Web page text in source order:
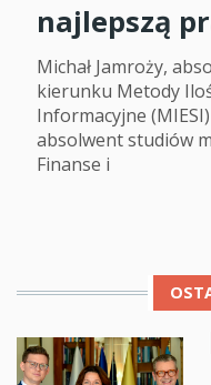
najlepszą
Michał Jamroży,
kierunku Metody
Informacyjne
absolwent studiów
Finanse i